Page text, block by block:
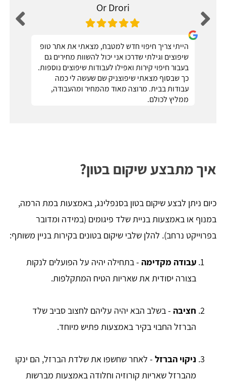
Or Drori
הייתי צריך חיפוי חדש למטבח, מצאתי את אתר טופ
שיפוצים וגילתי שדרכו אני יכול להשוות מחירים גם
בעבור חיפוי קירות ואפילו לעבודות שיפוצים נוספות.
כך שבסוף מצאתי שיפוצניק שם שעשה לי כמה
עבודות בבית. מרוצה מאוד מהמחיר ומהעבודה,
ממליץ לכולם.
איך מתבצע שיקום בטון?
כיום ניתן לבצע שיקום בטון בסנפלינג, באמצעות במת הרמה,
במנוף או באמצעות בניית שלד פיגומים (במידה ומדובר
בפרוייקט נרחב). להלן שלבי שיקום בטונים בקירות בניין משותף:
עבודה מקדימה - בתחילה יהיה על הפועלים לנקות
בצורה יסודית את שאריות הטיח המתקלפות.
חציבה - בשלב הבא יהיה עליהם לחצוב סביב שלד
הברזל החבוי בקיר באמצעות פתיש מיוחד.
ניקוי הברזל - לאחר שחשפו את שלדת הברזל, הם ינקו
מהברזל שאריות קורוזיה וחלודה באמצעות מברשות